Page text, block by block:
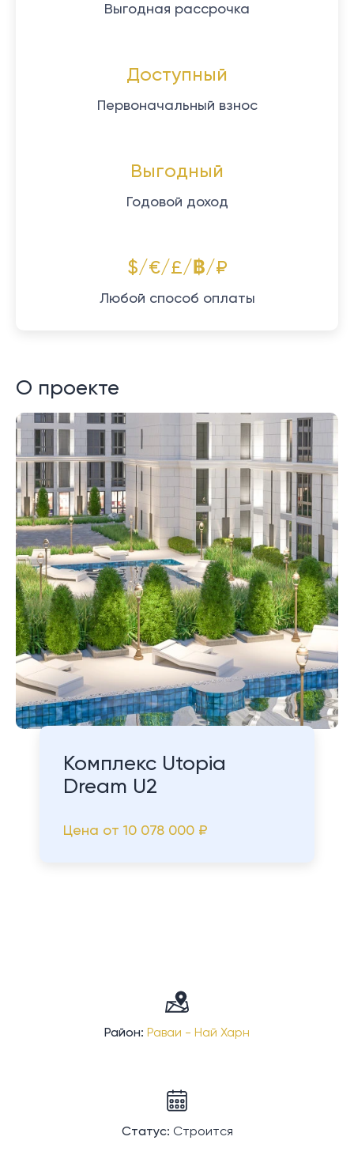
Выгодная рассрочка
Доступный
Первоначальный взнос
Выгодный
Годовой доход
$/€/£/฿/₽
Любой способ оплаты
О проекте
Комплекс Utopia
Dream U2
Цена от 10 078 000 ₽
Район: Раваи - Най Харн
Статус: Строится